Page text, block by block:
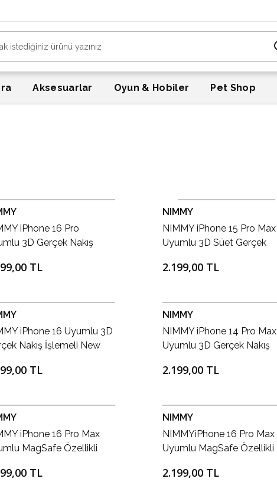
Aksesuarlar Oyun & Hobiler Pet Shop
iPhone 16 Pro
3D Gerçek Nakış
Big Eyes Silikon Kılıf
TL
NIMMY
NIMMY iPhone 15 Pro Max
Uyumlu 3D Süet Gerçek
Raptor Series Kılıf
2.199,00 TL
iPhone 16 Uyumlu 3D
Nakış İşlemeli New
TL
NIMMY
NIMMY iPhone 14 Pro Max
Uyumlu 3D Gerçek Nakış
Detaylı Köpek Desenli Kılıf
2.199,00 TL
iPhone 16 Pro Max
MagSafe Özellikli
Manyetik Kapak Pembe
TL
NIMMY
NIMMYiPhone 16 Pro Max
Uyumlu MagSafe Özellikli
Kılıf, Manyetik Kapak Siyah
2.199,00 TL